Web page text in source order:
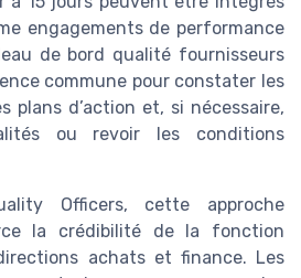
engagements de performance
de bord qualité fournisseurs
commune pour constater les
plans d’action et, si nécessaire,
ou revoir les conditions
Officers, cette approche
la crédibilité de la fonction
achats et finance. Les